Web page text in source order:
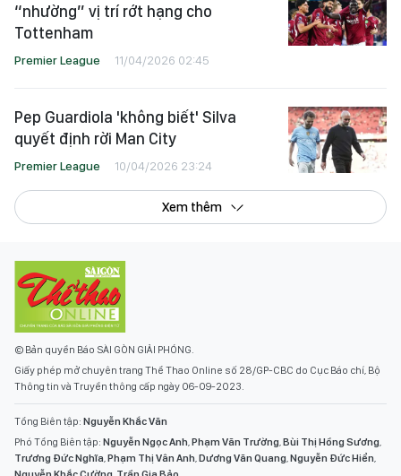
West Ham hạ gục Wolves và
“nhường” vị trí rớt hạng cho
Premier League 11/04/2026 02:45
Pep Guardiola 'không biết' Silva
quyết định rời Man City
Premier League 10/04/2026 23:24
Giấy phép mở chuyên trang Thể Thao Online số 28/GP-CBC do Cục Báo chí, Bộ
Thông tin và Truyền thông cấp ngày 06-09-2023.
Tổng Biên tập:Nguyễn Khắc Văn